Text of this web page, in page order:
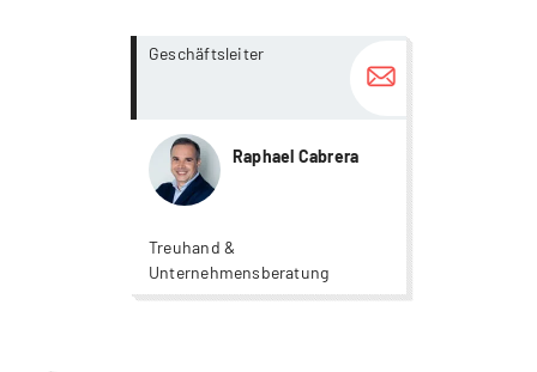
Geschäftsleiter
Raphael Cabrera
Treuhand &
Unternehmensberatung
more...
more...